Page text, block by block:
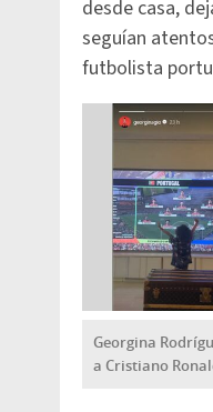
desde casa,
seguían
futbolista
Georgina
a Cristiano